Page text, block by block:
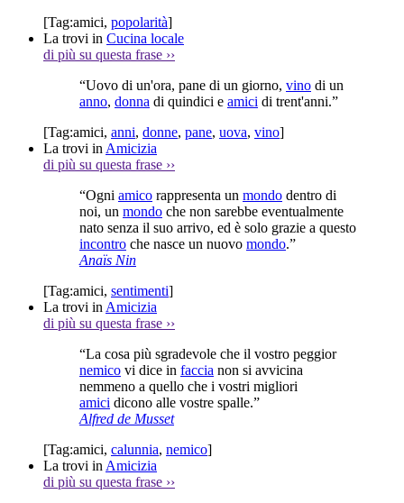
[Tag:amici, popolarità]
La trovi in Cucina locale
di più su questa frase ››
“Uovo di un'ora, pane di un giorno, vino di un
anno, donna di quindici e amici di trent'anni.”
[Tag:amici, anni, donne, pane, uova, vino]
La trovi in Amicizia
di più su questa frase ››
“Ogni amico rappresenta un mondo dentro di
noi, un mondo che non sarebbe eventualmente
nato senza il suo arrivo, ed è solo grazie a questo
incontro che nasce un nuovo mondo.”
Anaïs Nin
[Tag:amici, sentimenti]
La trovi in Amicizia
di più su questa frase ››
“La cosa più sgradevole che il vostro peggior
nemico vi dice in faccia non si avvicina
nemmeno a quello che i vostri migliori
amici dicono alle vostre spalle.”
Alfred de Musset
[Tag:amici, calunnia, nemico]
La trovi in Amicizia
di più su questa frase ››